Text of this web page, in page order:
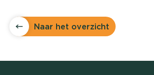
Naar het overzicht